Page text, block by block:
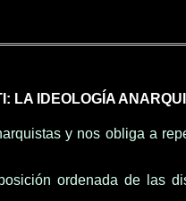
LA IDEOLOGÍA
y nos obliga a
ordenada de las